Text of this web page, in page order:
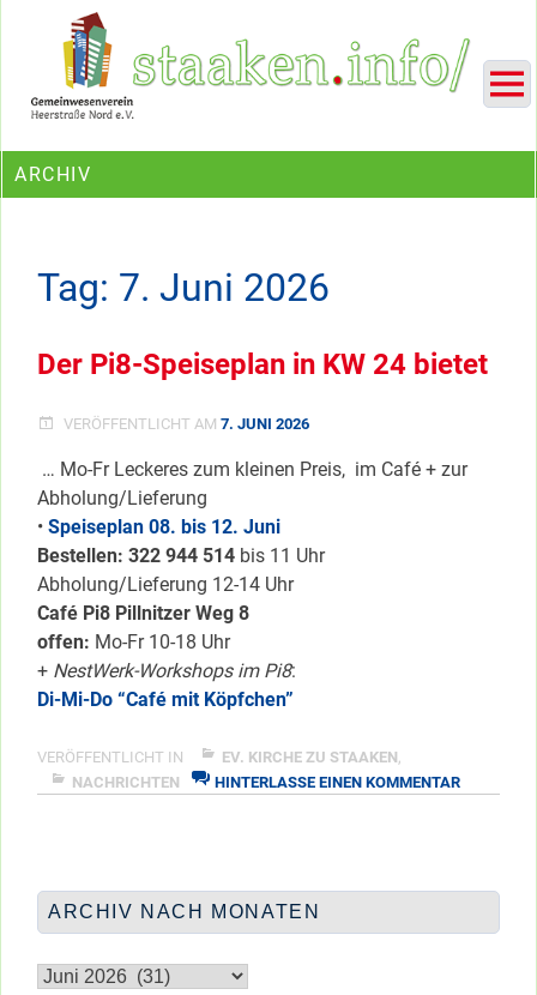
Ein Projekt des Gemeinwesenvereins Heerstraße Nord
ARCHIV
Tag: 7. Juni 2026
Der Pi8-Speiseplan in KW 24 bietet
VERÖFFENTLICHT AM 7. JUNI 2026
… Mo-Fr Leckeres zum kleinen Preis, im Café + zur
Abholung/Lieferung
• Speiseplan 08. bis 12. Juni
Bestellen: 322 944 514 bis 11 Uhr
Abholung/Lieferung 12-14 Uhr
Café Pi8 Pillnitzer Weg 8
offen: Mo-Fr 10-18 Uhr
+ NestWerk-Workshops im Pi8:
Di-Mi-Do “Café mit Köpfchen”
VERÖFFENTLICHT IN EV. KIRCHE ZU STAAKEN,
NACHRICHTEN
HINTERLASSE EINEN KOMMENTARZU
KW
BIETET
ARCHIV NACH MONATEN
nach